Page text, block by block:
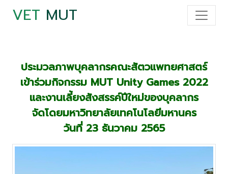
VET MUT
ประมวลภาพบุคลากรคณะสัตวแพทยศาสตร์
เข้าร่วมกิจกรรม MUT Unity Games 2022
และงานเลี้ยงสังสรรค์ปีใหม่ของบุคลากร
จัดโดยมหาวิทยาลัยเทคโนโลยีมหานคร
วันที่ 23 ธันวาคม 2565